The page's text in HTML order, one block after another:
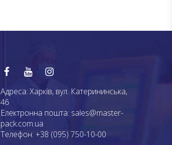
Адреса: Харків, вул. Катерининська,
46
Електронна пошта: sales@master-
pack.com.ua
Телефон: +38 (095) 750-10-00